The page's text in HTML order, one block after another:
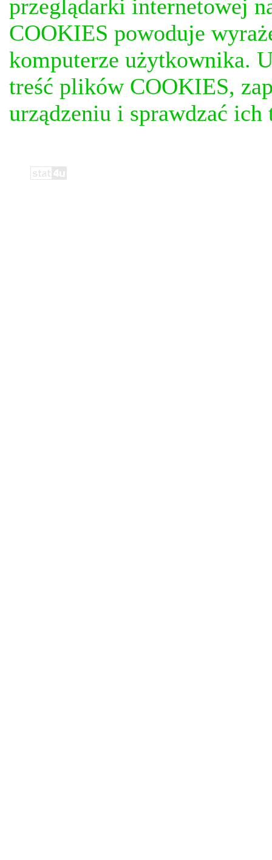
przeglądarki internetowej
COOKIES powoduje
komputerze użytkownika.
treść plików COOKIES,
urządzeniu i sprawdzać ich